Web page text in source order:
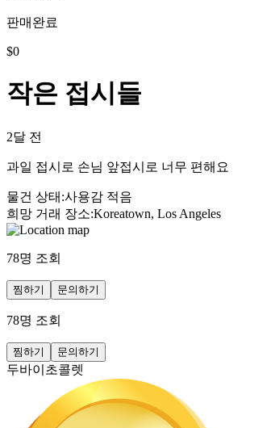
판매완료
$0
작은 접시들
2달 전
과일 접시로 손님 앞접시로 너무 편해요
물건 상태 :사용감 적음
희망 거래 장소:Koreatown, Los Angeles
78명 조회
찜하기 문의하기
78명 조회
찜하기 문의하기
두바이초콜렛